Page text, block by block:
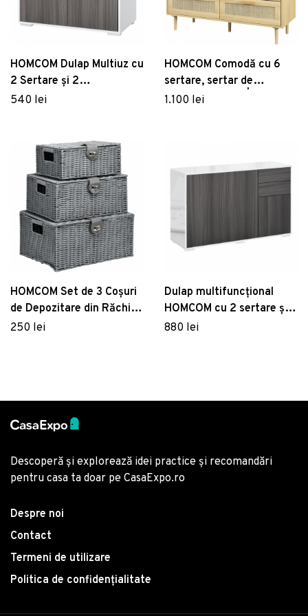
HOMCOM Dulap Multiuz cu
2 Sertare și 2
Compartimente cu Ușă,
Aosom Romania
540 lei
HOMCOM Comodă cu 6
sertare, sertar de
depozitare înalt | Aosom
1.100 lei
HOMCOM Set de 3 Coșuri
de Depozitare din Răchită
PP cu Capac, Containere
250 lei
Dulap multifuncțional
HOMCOM cu 2 sertare și 2
rafturi, deschidere prin
880 lei
Descoperă și explorează idei practice și recomandări
pentru casa ta doar pe CasaExpo.ro
Despre noi
Contact
Termeni de utilizare
Politica de confidențialitate